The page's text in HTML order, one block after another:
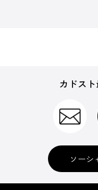
カドス
ソーシ